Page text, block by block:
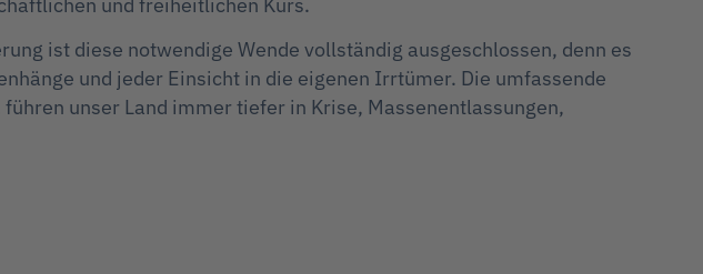
ist diese notwendige Wende vollständig ausgeschlossen, denn es
und jeder Einsicht in die eigenen Irrtümer. Die umfassende
unser Land immer tiefer in Krise, Massenentlassungen,